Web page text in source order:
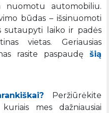
nuomotu automobiliu.
būdas – išsinuomoti
sutaupyti laiko ir padės
vietas. Geriausias
rasite paspaudę šią
Peržiūrėkite
mes dažniausiai